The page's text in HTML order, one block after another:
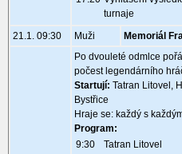
turnaje
21.1. 09:30
Muži
Memoriál
Po dvouleté odmlce
počest legendárního
Startují: Tatran Litovel,
Bystřice
Hraje se: každý s
Program:
9:30
Tatran Litovel